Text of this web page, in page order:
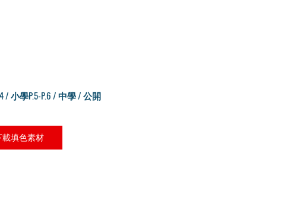
/ 小學P.5-P.6 / 中學 / 公開
載填色素材